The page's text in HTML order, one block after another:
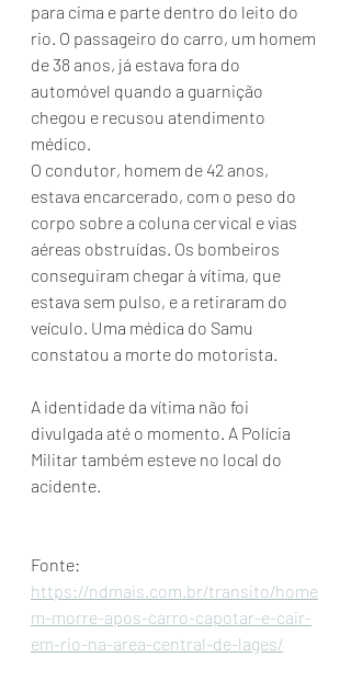
para cima e parte dentro do leito do
rio. O passageiro do carro, um homem
de 38 anos, já estava fora do
automóvel quando a guarnição
chegou e recusou atendimento
médico.
O condutor, homem de 42 anos,
estava encarcerado, com o peso do
corpo sobre a coluna cervical e vias
aéreas obstruídas. Os bombeiros
conseguiram chegar à vítima, que
estava sem pulso, e a retiraram do
veículo. Uma médica do Samu
constatou a morte do motorista.
A identidade da vítima não foi
divulgada até o momento. A Polícia
Militar também esteve no local do
acidente.
Fonte:
https://ndmais.com.br/transito/home
m-morre-apos-carro-capotar-e-cair-
em-rio-na-area-central-de-lages/